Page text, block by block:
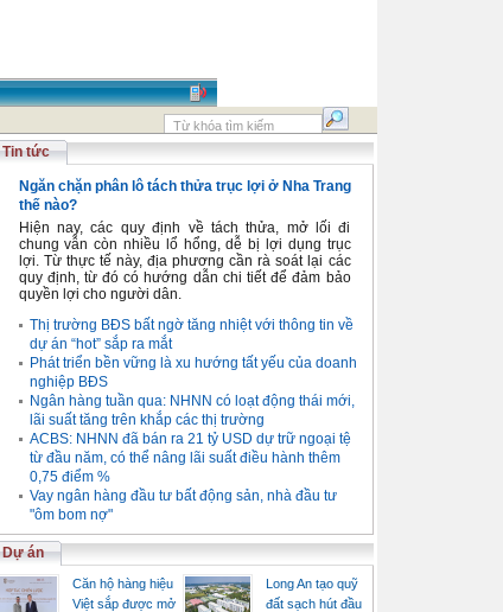
Tin tức
Ngăn chặn phân lô tách thửa trục lợi ở Nha Trang
thế nào?
Hiện nay, các quy định về tách thửa, mở lối đi
chung vẫn còn nhiều lổ hổng, dễ bị lợi dụng trục
lợi. Từ thực tế này, địa phương cần rà soát lại các
quy định, từ đó có hướng dẫn chi tiết để đảm bảo
quyền lợi cho người dân.
Thị trường BĐS bất ngờ tăng nhiệt với thông tin về
dự án “hot” sắp ra mắt
Phát triển bền vững là xu hướng tất yếu của doanh
nghiệp BĐS
Ngân hàng tuần qua: NHNN có loạt động thái mới,
lãi suất tăng trên khắp các thị trường
ACBS: NHNN đã bán ra 21 tỷ USD dự trữ ngoại tệ
từ đầu năm, có thể nâng lãi suất điều hành thêm
0,75 điểm %
Vay ngân hàng đầu tư bất động sản, nhà đầu tư
"ôm bom nợ"
Dự án
Căn hộ hàng hiệu
Việt sắp được mở
Long An tạo quỹ
đất sạch hút đầu